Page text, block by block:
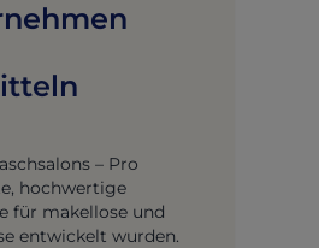
– Pro
hochwertige
für makellose und
entwickelt wurden.